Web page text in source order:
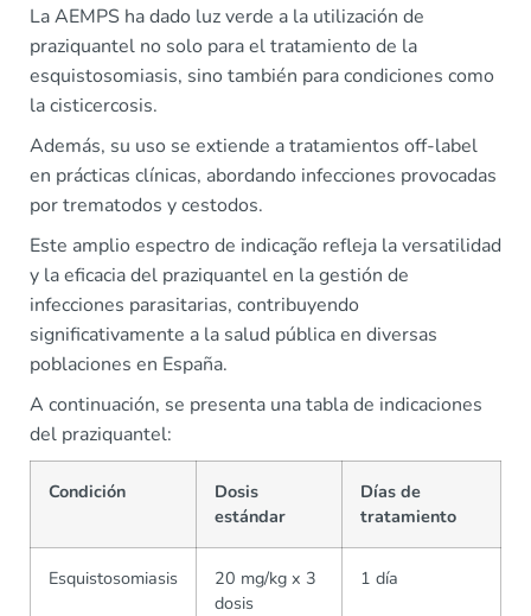
La AEMPS ha dado luz verde a la utilización de
praziquantel no solo para el tratamiento de la
esquistosomiasis, sino también para condiciones como
la cisticercosis.
Además, su uso se extiende a tratamientos off-label
en prácticas clínicas, abordando infecciones provocadas
por trematodos y cestodos.
Este amplio espectro de indicação refleja la versatilidad
y la eficacia del praziquantel en la gestión de
infecciones parasitarias, contribuyendo
significativamente a la salud pública en diversas
poblaciones en España.
A continuación, se presenta una tabla de indicaciones
del praziquantel:
Condición
Dosis
estándar
Días de
tratamiento
Esquistosomiasis
20 mg/kg x 3
dosis
1 día